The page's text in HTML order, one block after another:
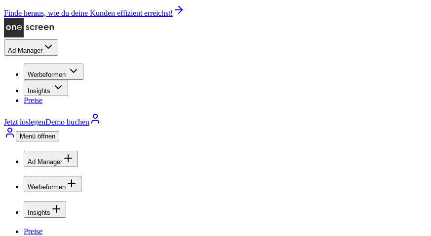
Finde heraus, wie du deine Kunden effizient erreichst!
Ad Manager
Werbeformen
Insights
Preise
Jetzt loslegenDemo buchen
Menü öffnen
Ad Manager
Werbeformen
Insights
Preise